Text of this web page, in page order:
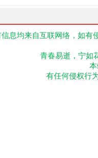
息均来自互联网络，如
青春易逝，宁如
有任何侵权行